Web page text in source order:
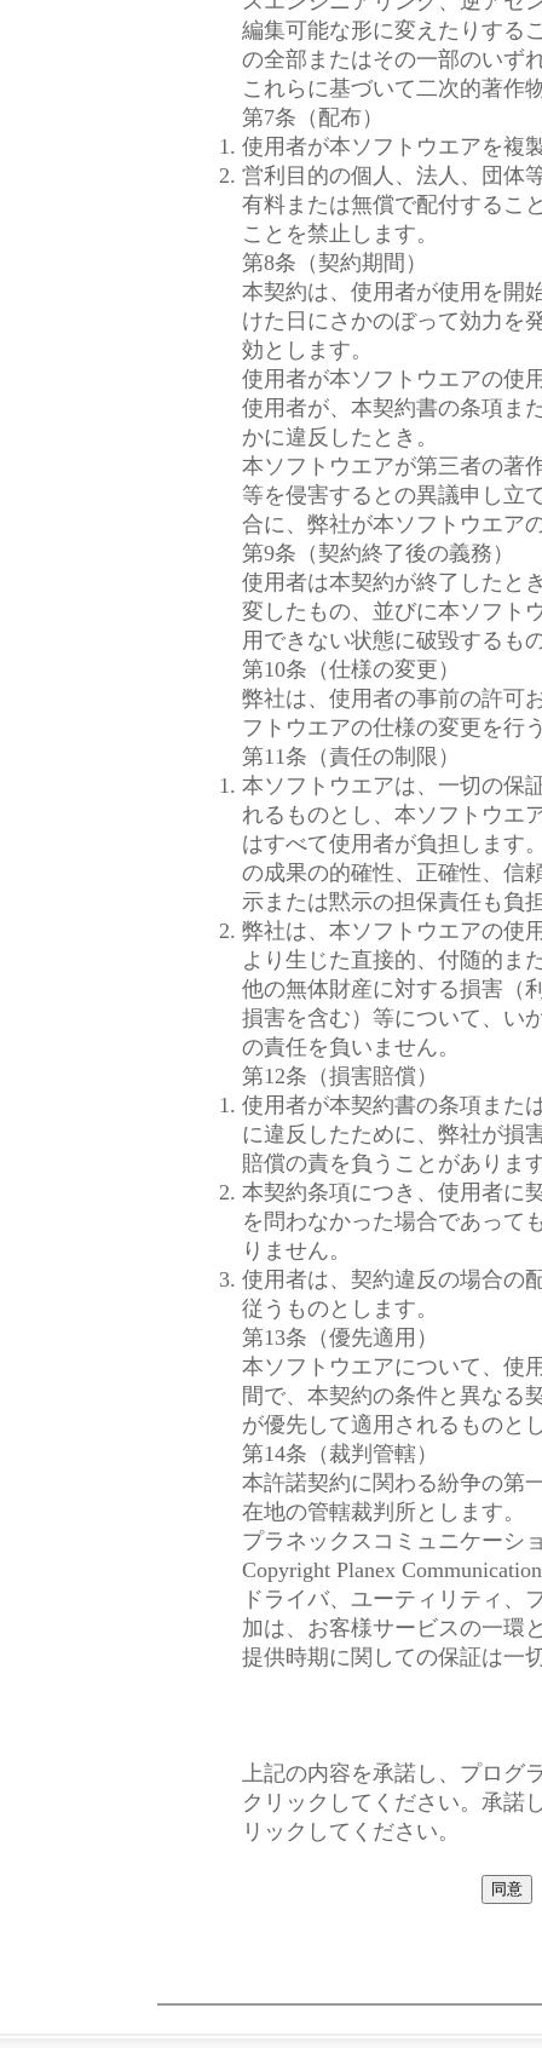
編集可能な形に変えたりする
の全部またはその一部のいず
これらに基づいて二次的著作
第7条（配布）
使用者が本ソフトウエアを複
営利目的の個人、法人、団体
有料または無償で配付するこ
ことを禁止します。
第8条（契約期間）
本契約は、使用者が使用を開
けた日にさかのぼって効力を
効とします。
使用者が本ソフトウエアの使
使用者が、本契約書の条項ま
かに違反したとき。
本ソフトウエアが第三者の著
等を侵害するとの異議申し立
合に、弊社が本ソフトウエア
第9条（契約終了後の義務）
使用者は本契約が終了したと
変したもの、並びに本ソフト
用できない状態に破毀するも
第10条（仕様の変更）
弊社は、使用者の事前の許可
フトウエアの仕様の変更を行
第11条（責任の制限）
本ソフトウエアは、一切の保
れるものとし、本ソフトウエ
はすべて使用者が負担します
の成果の的確性、正確性、信
示または黙示の担保責任も負
弊社は、本ソフトウエアの使
より生じた直接的、付随的ま
他の無体財産に対する損害（
損害を含む）等について、い
の責任を負いません。
第12条（損害賠償）
使用者が本契約書の条項また
に違反したために、弊社が損
賠償の責を負うことがありま
本契約条項につき、使用者に
を問わなかった場合であって
りません。
使用者は、契約違反の場合の
従うものとします。
第13条（優先適用）
本ソフトウエアについて、使
間で、本契約の条件と異なる
が優先して適用されるものと
第14条（裁判管轄）
本許諾契約に関わる紛争の第
在地の管轄裁判所とします。
プラネックスコミュニケーシ
Copyright Planex
ドライバ、ユーティリティ、
加は、お客様サービスの一環
提供時期に関しての保証は一
上記の内容を承諾し、プログ
クリックしてください。承諾
リックしてください。